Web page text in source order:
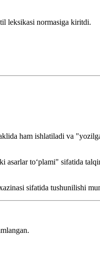
leksikasi normasiga kiritdi.
ham ishlatiladi va
asarlar to‘plami" sifatida
sifatida tushunilishi